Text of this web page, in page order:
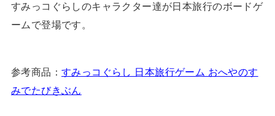
すみっコぐらしのキャラクター達が日本旅行のボードゲ
ームで登場です。
参考商品： すみっコぐらし 日本旅行ゲーム おへやのす
みでたびきぶん